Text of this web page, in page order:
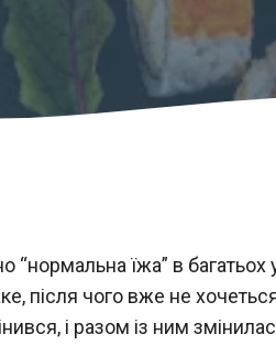
“нормальна їжа” в
після чого вже не
і разом із ним